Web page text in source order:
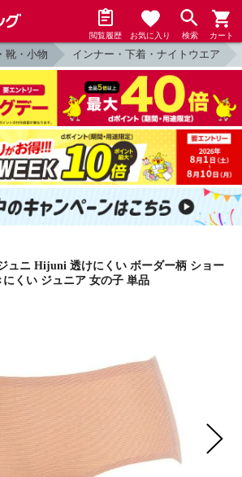
閲覧履歴 お気に入り 検索 カート
靴・小物 インナー・下着・ナイトウエア
ュニ Hijuni 透けにくい ボーダー柄 ショー
くい ジュニア 女の子 単品